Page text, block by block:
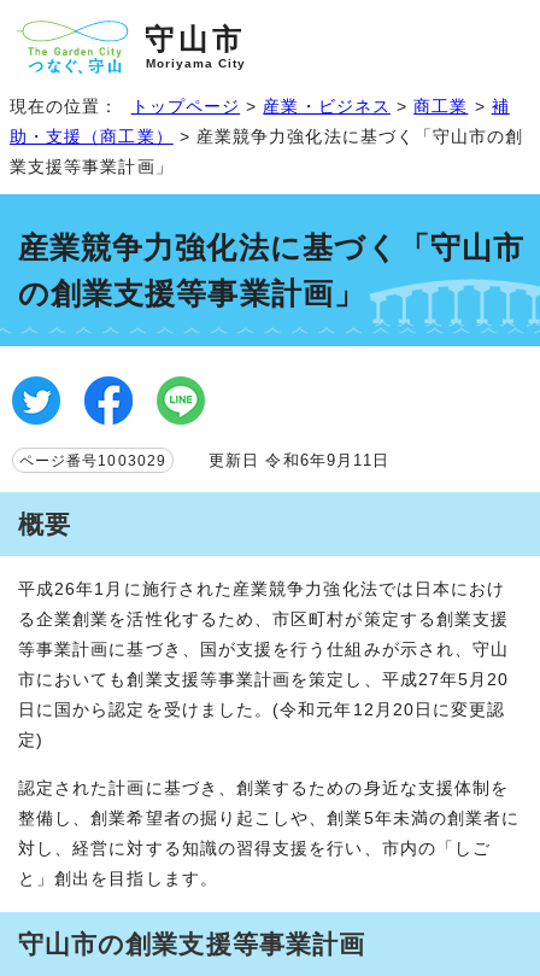
守山市
Moriyama City
現在の位置： トップページ > 産業・ビジネス >商工業 > 補
助・支援（商工業）
> 産業競争力強化法に基づく「守山市の創
業支援等事業計画」
産業競争力強化法に基づく「守山市
の創業支援等事業計画」
ページ番号1003029 更新日 令和6年9月11日
概要
平成26年1月に施行された産業競争力強化法では日本におけ
る企業創業を活性化するため、市区町村が策定する創業支援
等事業計画に基づき、国が支援を行う仕組みが示され、守山
市においても創業支援等事業計画を策定し、平成27年5月20
日に国から認定を受けました。(令和元年12月20日に変更認
定)
認定された計画に基づき、創業するための身近な支援体制を
整備し、創業希望者の掘り起こしや、創業5年未満の創業者に
対し、経営に対する知識の習得支援を行い、市内の「しご
と」創出を目指します。
守山市の創業支援等事業計画